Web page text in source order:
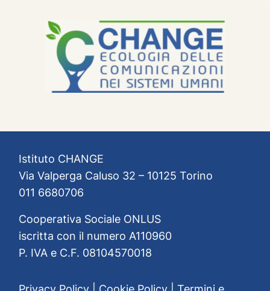
Istituto CHANGE
Via Valperga Caluso 32 – 10125 Torino
011 6680706
Cooperativa Sociale ONLUS
iscritta con il numero A110960
P. IVA e C.F. 08104570018